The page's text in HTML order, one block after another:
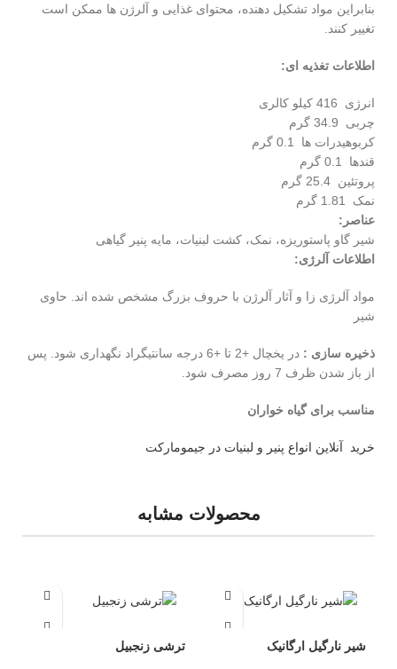
بنابراین مواد تشکیل دهنده، محتوای غذایی و آلرژن ها ممکن است
تغییر کنند.
اطلاعات تغذیه ای:
انرژی 416 کیلو کالری
چربی 34.9 گرم
کربوهیدرات ها 0.1 گرم
قندها 0.1 گرم
پروتئین 25.4 گرم
نمک 1.81 گرم
عناصر:
شیر گاو پاستوریزه، نمک، کشت لبنیات، مایه پنیر گیاهی
اطلاعات آلرژی:
مواد آلرژی زا و آثار آلرژن با حروف بزرگ مشخص شده اند. حاوی
شیر
ذخیره سازی :
در یخچال +2 تا +6 درجه سانتیگراد نگهداری شود. پس
از باز شدن ظرف 7 روز مصرف شود.
مناسب برای گیاه خواران
خرید آنلاین انواع پنیر و لبنیات در جیمومارکت
محصولات مشابه
شیر نارگیل ارگانیک ترشی زنجبیل